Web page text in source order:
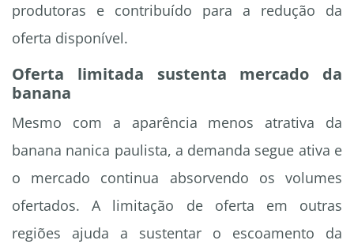
produtoras e contribuído para a redução da
oferta disponível.
Oferta limitada sustenta mercado da
banana
Mesmo com a aparência menos atrativa da
banana nanica paulista, a demanda segue ativa e
o mercado continua absorvendo os volumes
ofertados. A limitação de oferta em outras
regiões ajuda a sustentar o escoamento da